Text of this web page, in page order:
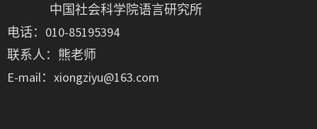
中国社会科学院语言研究所
电话：010-85195394
联系人：熊老师
E-mail：xiongziyu@163.com